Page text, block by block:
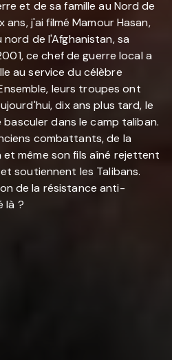
et de sa famille au Nord de
j'ai filmé Mamour Hasan,
de l'Afghanistan, sa
ce chef de guerre local a
au service du célèbre
leurs troupes ont
dix ans plus tard, le
dans le camp taliban.
combattants, de la
et même son fils aîné rejettent
soutiennent les Talibans.
de la résistance anti-
là ?